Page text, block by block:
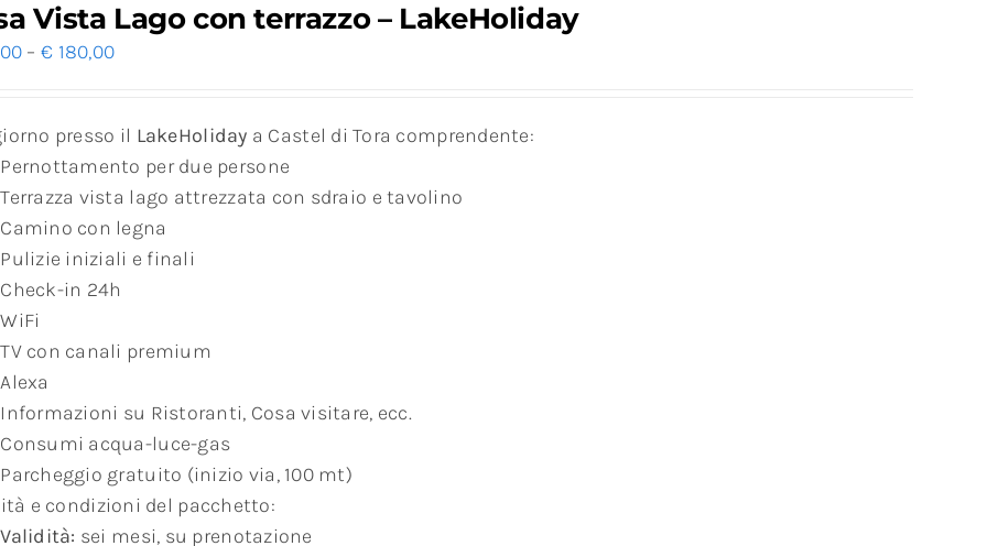
Vista Lago con terrazzo – LakeHoliday
– € 180,00
presso il LakeHoliday a Castel di Tora comprendente:
Pernottamento per due persone
Terrazza vista lago attrezzata con sdraio e tavolino
Camino con legna
Pulizie iniziali e finali
Check-in 24h
WiFi
TV con canali premium
Alexa
Informazioni su Ristoranti, Cosa visitare, ecc.
Consumi acqua-luce-gas
Parcheggio gratuito (inizio via, 100 mt)
e condizioni del pacchetto:
Validità: sei mesi, su prenotazione